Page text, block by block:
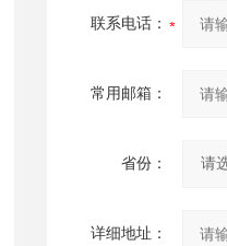
联系电话：
常用邮箱：
省份：
详细地址：